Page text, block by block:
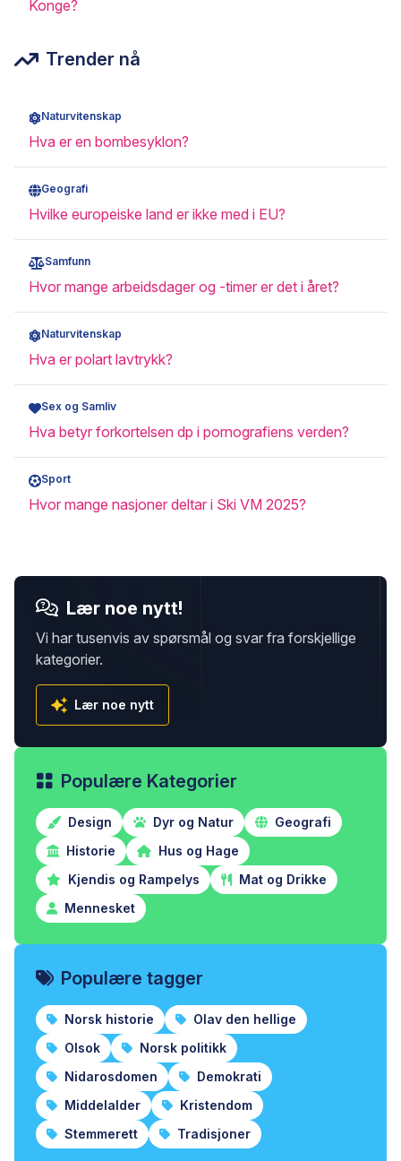
Konge?
Trender nå
Naturvitenskap
Hva er en bombesyklon?
Geografi
Hvilke europeiske land er ikke med i EU?
Samfunn
Hvor mange arbeidsdager og -timer er det i året?
Naturvitenskap
Hva er polart lavtrykk?
Sex og Samliv
Hva betyr forkortelsen dp i pornografiens verden?
Sport
Hvor mange nasjoner deltar i Ski VM 2025?
Lær noe nytt!
Vi har tusenvis av spørsmål og svar fra forskjellige
kategorier.
Lær noe nytt
Populære Kategorier
Design Dyr og Natur
Geografi
Historie
Hus og Hage
Kjendis og Rampelys
Mat og Drikke
Mennesket
Populære tagger
Norsk historie
Olav den hellige
Olsok
Norsk politikk
Nidarosdomen
Demokrati
Middelalder
Kristendom
Stemmerett
Tradisjoner